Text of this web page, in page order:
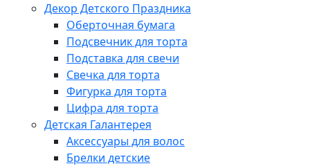
Декор Детского Праздника
Оберточная бумага
Подсвечник для торта
Подставка для свечи
Свечка для торта
Фигурка для торта
Цифра для торта
Детская Галантерея
Аксессуары для волос
Брелки детские